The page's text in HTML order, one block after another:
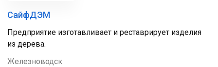
СайфДЭМ
Предприятие изготавливает и реставрирует изделия
из дерева.
Железноводск